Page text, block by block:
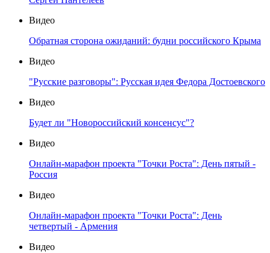
Видео
Обратная сторона ожиданий: будни российского Крыма
Видео
"Русские разговоры": Русская идея Федора Достоевского
Видео
Будет ли "Новороссийский консенсус"?
Видео
Онлайн-марафон проекта "Точки Роста": День пятый -
Россия
Видео
Онлайн-марафон проекта "Точки Роста": День
четвертый - Армения
Видео